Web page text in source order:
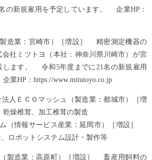
の新規雇用を予定しています。 企業HP：
造業：宮崎市）［増設］ 精密測定機器の
社ミツトヨ（本社：神奈川県川崎市）が宮
します。 令和5年度までに21名の新規雇用
業HP：https://www.mitutoyo.co.jp
法人ＥＣＯマッシュ（製造業：都城市）［増
燥椎茸、加工椎茸の製造
（情報サービス産業：延岡市）［増設］
ロボットシステム設計・製作等
製造業：高原町）［増設］ 畜産用飼料の